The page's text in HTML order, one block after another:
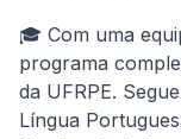
🎓 Com uma
programa
da UFRPE.
Língua